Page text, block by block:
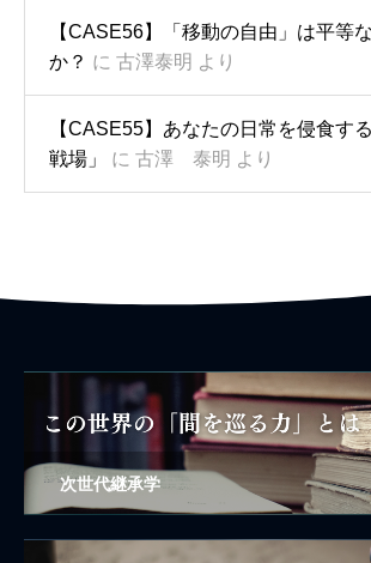
【CASE56】「移動の自由」は平等
か？ に 古澤泰明 より
【CASE55】あなたの日常を侵食す
戦場」
に 古澤 泰明 より
次世代継承学